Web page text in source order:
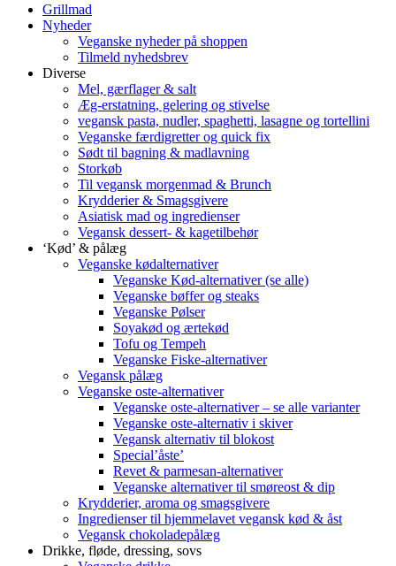
Grillmad
Nyheder
Veganske nyheder på shoppen
Tilmeld nyhedsbrev
Diverse
Mel, gærflager & salt
Æg-erstatning, gelering og stivelse
vegansk pasta, nudler, spaghetti, lasagne og tortellini
Veganske færdigretter og quick fix
Sødt til bagning & madlavning
Storkøb
Til vegansk morgenmad & Brunch
Krydderier & Smagsgivere
Asiatisk mad og ingredienser
Vegansk dessert- & kagetilbehør
‘Kød’ & pålæg
Veganske kødalternativer
Veganske Kød-alternativer (se alle)
Veganske bøffer og steaks
Veganske Pølser
Soyakød og ærtekød
Tofu og Tempeh
Veganske Fiske-alternativer
Vegansk pålæg
Veganske oste-alternativer
Veganske oste-alternativer – se alle varianter
Veganske oste-alternativ i skiver
Vegansk alternativ til blokost
Special’åste’
Revet & parmesan-alternativer
Veganske alternativer til smøreost & dip
Krydderier, aroma og smagsgivere
Ingredienser til hjemmelavet vegansk kød & åst
Vegansk chokoladepålæg
Drikke, fløde, dressing, sovs